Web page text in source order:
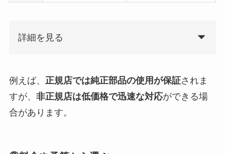
詳細を見る
例えば、 正規店では純正部品の使用が保証されま
すが、 非正規店は低価格で迅速な対応ができる場
合があります。